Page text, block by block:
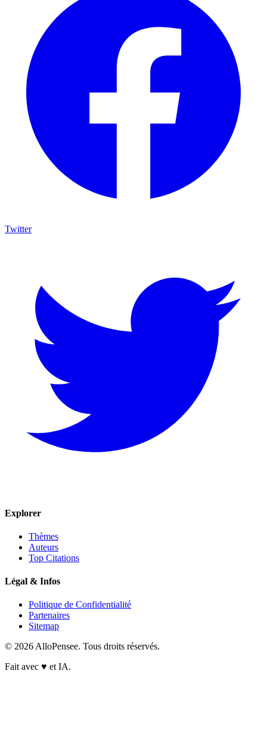
Twitter
Explorer
Thèmes
Auteurs
Top Citations
Légal & Infos
Politique de Confidentialité
Partenaires
Sitemap
© 2026 AlloPensee. Tous droits réservés.
Fait avec ♥ et IA.